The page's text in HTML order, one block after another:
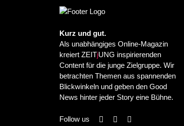
Kurz und gut.
Als unabhängiges Online-Magazin
kreiert ZEITjUNG inspirierenden
Content für die junge Zielgruppe. Wir
betrachten Themen aus spannenden
Blickwinkeln und geben den Good
News hinter jeder Story eine Bühne.
Follow us